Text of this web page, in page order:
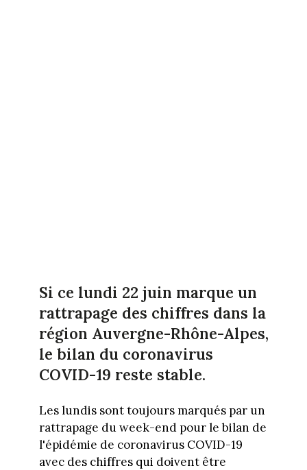
Si ce lundi 22 juin marque un
rattrapage des chiffres dans la
région Auvergne-Rhône-Alpes,
le bilan du coronavirus
COVID-19 reste stable.
Les lundis sont toujours marqués par un
rattrapage du week-end pour le bilan de
l'épidémie de coronavirus COVID-19
avec des chiffres qui doivent être